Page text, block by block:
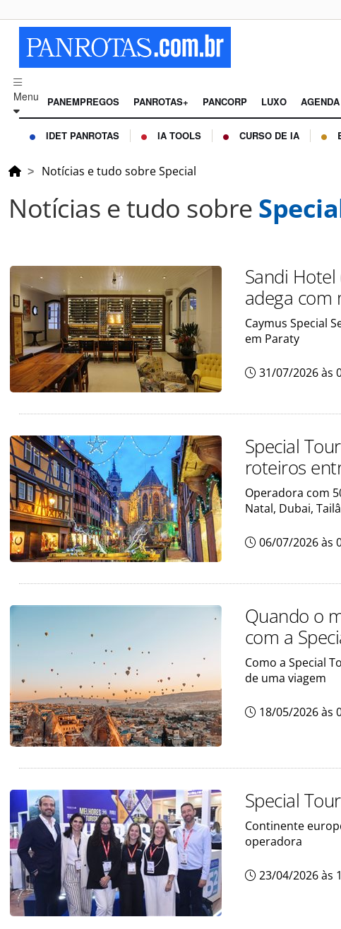
Menu PANEMPREGOS PANROTAS+ PANCORP LUXO
IDET PANROTAS IA TOOLS CURSO DE IA
Notícias e tudo sobre Special
Notícias e tudo sobre
Sandi Hotel
adega com
Caymus Special
em Paraty
31/07/2026 às
Special
roteiros
Operadora com
Natal, Dubai,
06/07/2026 às
Quando o
com a
Como a Special
de uma viagem
18/05/2026 às
Special
Continente
operadora
23/04/2026 às